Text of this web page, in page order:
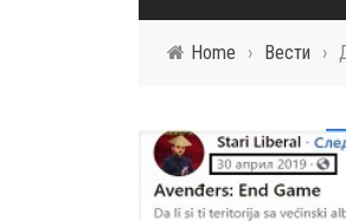
Home › Вести ›